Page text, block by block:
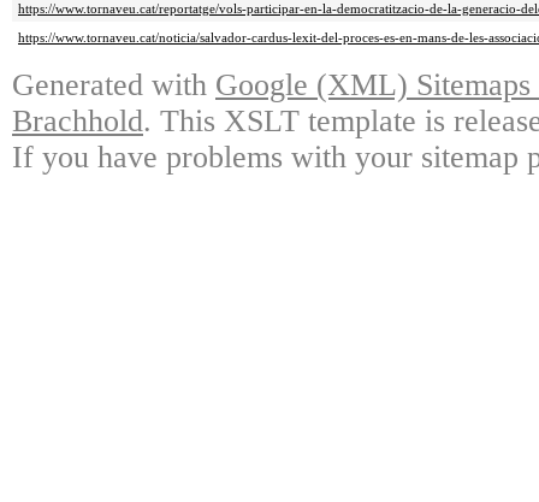
https://www.tornaveu.cat/reportatge/vols-participar-en-la-democratitzacio-de-la-generacio-
https://www.tornaveu.cat/noticia/salvador-cardus-lexit-del-proces-es-en-mans-de-les-
Generated with Google (XML)
Brachhold. This XSLT template is
If you have problems with your sitemap